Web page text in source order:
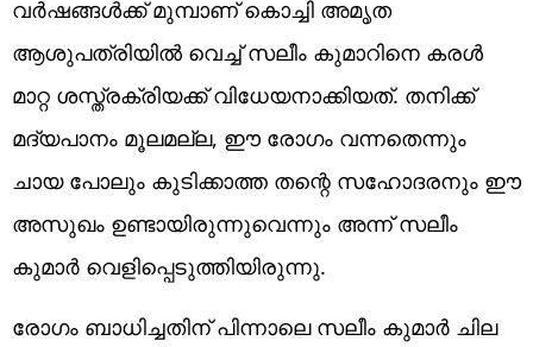
വര്‍ഷങ്ങള്‍ക്ക് മുമ്പാണ് കൊച്ചി അമൃത
ആശുപത്രിയില്‍ വെച്ച് സലീം കുമാറിനെ കരള്‍
മാറ്റ ശസ്ത്രക്രിയക്ക് വിധേയനാക്കിയത്. തനിക്ക്
മദ്യപാനം മൂലമല്ല, ഈ രോഗം വന്നതെന്നും
ചായ പോലും കുടിക്കാത്ത തന്റെ സഹോദരനും ഈ
അസുഖം ഉണ്ടായിരുന്നുവെന്നും അന്ന് സലീം
കുമാര്‍ വെളിപ്പെടുത്തിയിരുന്നു.
രോഗം ബാധിച്ചതിന് പിന്നാലെ സലീം കുമാര്‍ ചില